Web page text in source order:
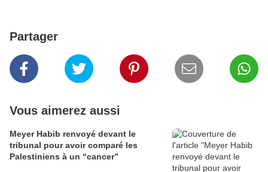
Partager
Vous aimerez aussi
Meyer Habib renvoyé devant le
tribunal pour avoir comparé les
Palestiniens à un “cancer”